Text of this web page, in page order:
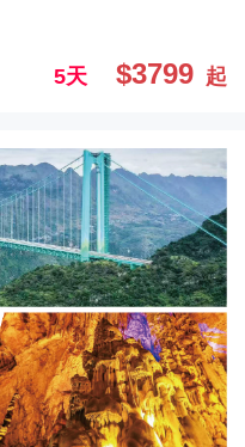
5天 $3799 起